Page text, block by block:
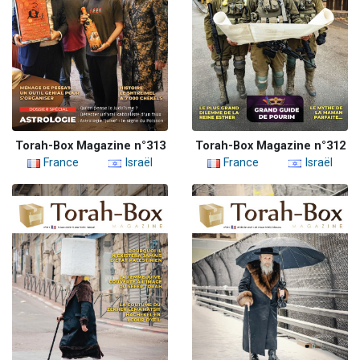
Torah-Box Magazine n°313
France
Israël
Torah-Box Magazine n°312
France
Israël